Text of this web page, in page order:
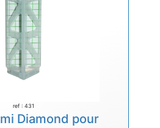
ref : 431
Diamond pour